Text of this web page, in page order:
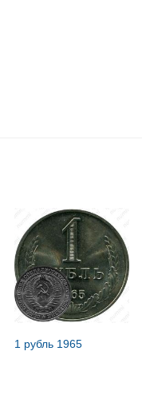
1 рубль 1965